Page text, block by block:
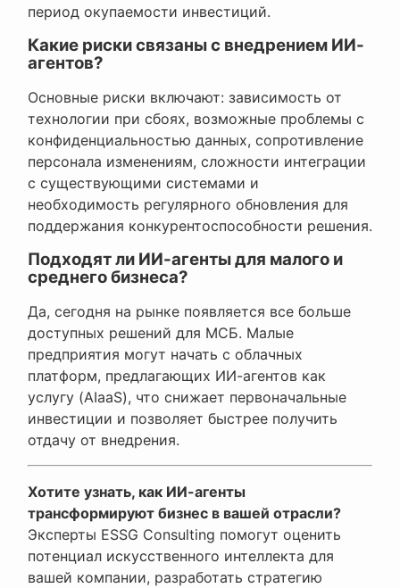
период окупаемости инвестиций.
Какие риски связаны с внедрением ИИ-
агентов?
Основные риски включают: зависимость от
технологии при сбоях, возможные проблемы с
конфиденциальностью данных, сопротивление
персонала изменениям, сложности интеграции
с существующими системами и
необходимость регулярного обновления для
поддержания конкурентоспособности решения.
Подходят ли ИИ-агенты для малого и
среднего бизнеса?
Да, сегодня на рынке появляется все больше
доступных решений для МСБ. Малые
предприятия могут начать с облачных
платформ, предлагающих ИИ-агентов как
услугу (AIaaS), что снижает первоначальные
инвестиции и позволяет быстрее получить
отдачу от внедрения.
Хотите узнать, как ИИ-агенты
трансформируют бизнес в вашей отрасли?
Эксперты ESSG Consulting помогут оценить
потенциал искусственного интеллекта для
вашей компании, разработать стратегию